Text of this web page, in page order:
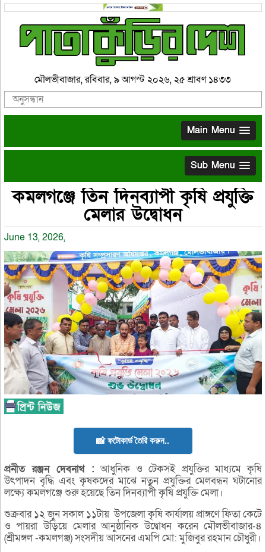
মৌলভীবাজার, রবিবার, ৯ আগস্ট ২০২৬, ২৫ শ্রাবণ ১৪৩৩
Main Menu
Sub Menu
কমলগঞ্জে তিন দিনব্যাপী কৃষি প্রযুক্তি
মেলার উদ্বোধন
June 13, 2026,
📸 ফটোকার্ড তৈরি করুন..
প্রনীতরঞ্জন দেবনাথ : আধুনিক ও টেকসই প্রযুক্তির মাধ্যমে কৃষি
উৎপাদন বৃদ্ধি এবং কৃষকদের মাঝে নতুন প্রযুক্তির মেলবন্ধন ঘটানোর
লক্ষ্যে কমলগঞ্জে শুরু হয়েছে তিন দিনব্যাপী কৃষি প্রযুক্তি মেলা।
শুক্রবার ১২ জুন সকাল ১১টায় উপজেলা কৃষি কার্যালয় প্রাঙ্গণে ফিতা কেটে
ও পায়রা উড়িয়ে মেলার আনুষ্ঠানিক উদ্বোধন করেন মৌলভীবাজার-৪
(শ্রীমঙ্গল -কমলগঞ্জ) সংসদীয় আসনের এমপি মো: মুজিবুর রহমান চৌধুরী।